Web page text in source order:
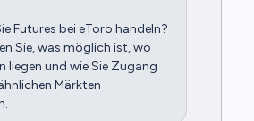
Futures bei eToro handeln?
Sie, was möglich ist, wo
liegen und wie Sie Zugang
Märkten